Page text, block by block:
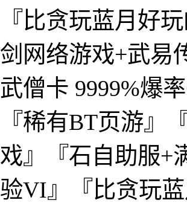
『比贪玩蓝月好
剑网络游戏+武易
武僧卡 9999%爆
『稀有BT页游』
戏』『石自助服+
验VI』『比贪玩